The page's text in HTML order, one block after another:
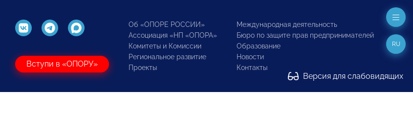
Вступи в «ОПОРУ»
Об «ОПОРЕ РОССИИ»
Ассоциация «НП «ОПОРА»
Комитеты и Комиссии
Региональное развитие
Проекты
Международная деятельность
Бюро по защите прав предпринимателей
Образование
Новости
Контакты
Версия для слабовидящих
RU